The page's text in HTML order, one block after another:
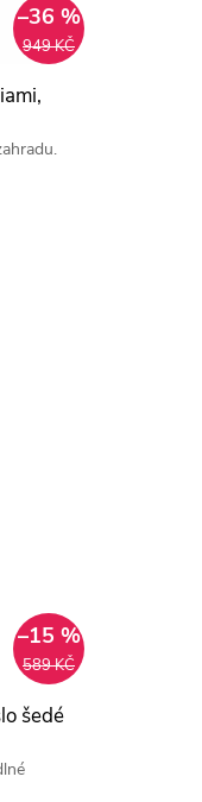
949 KČ
–36 %
589 KČ
–15 %
šedé